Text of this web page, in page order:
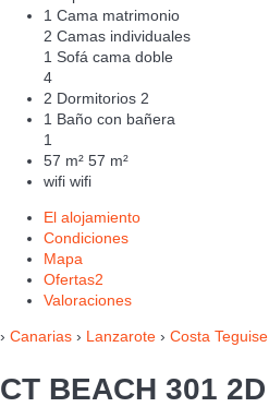
1 Cama matrimonio
2 Camas individuales
1 Sofá cama doble
4
2 Dormitorios 2
1 Baño con bañera
1
57 m² 57 m²
wifi wifi
El alojamiento
Condiciones
Mapa
Ofertas2
Valoraciones
› Canarias › Lanzarote › Costa Teguise
CT BEACH 301 2D